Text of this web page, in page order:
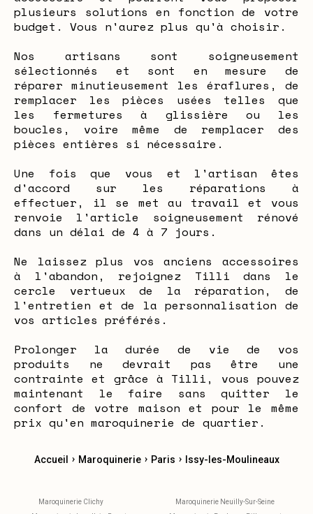
plusieurs solutions en fonction de votre
budget. Vous n'aurez plus qu'à choisir.
Nos artisans sont soigneusement
sélectionnés et sont en mesure de
réparer minutieusement les éraflures, de
remplacer les pièces usées telles que
les fermetures à glissière ou les
boucles, voire même de remplacer des
pièces entières si nécessaire.
Une fois que vous et l'artisan êtes
d'accord sur les réparations à
effectuer, il se met au travail et vous
renvoie l'article soigneusement rénové
dans un délai de 4 à 7 jours.
Ne laissez plus vos anciens accessoires
à l'abandon, rejoignez Tilli dans le
cercle vertueux de la réparation, de
l'entretien et de la personnalisation de
vos articles préférés.
Prolonger la durée de vie de vos
produits ne devrait pas être une
contrainte et grâce à Tilli, vous pouvez
maintenant le faire sans quitter le
confort de votre maison et pour le même
prix qu'en maroquinerie de quartier.
Accueil › Maroquinerie › Paris › Issy-les-Moulineaux
Maroquinerie Clichy
Maroquinerie Neuilly-Sur-Seine